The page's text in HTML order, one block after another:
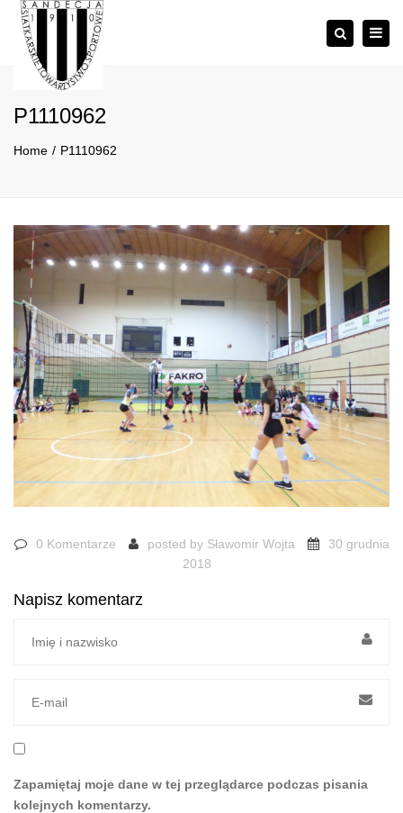
Szukaj
P1110962
Home P1110962
0 Komentarze posted by Sławomir Wojta
30 grudnia
2018
Napisz komentarz
Zapamiętaj moje dane w tej przeglądarce podczas pisania
kolejnych komentarzy.